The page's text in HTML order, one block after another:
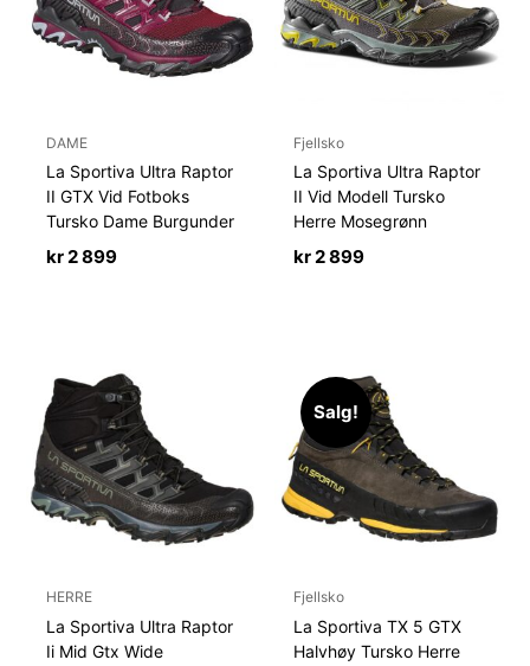
DAME
La Sportiva Ultra Raptor
II GTX Vid Fotboks
Tursko Dame Burgunder
kr2 899
Fjellsko
La Sportiva Ultra Raptor
II Vid Modell Tursko
Herre Mosegrønn
kr2 899
HERRE
La Sportiva Ultra Raptor
Ii Mid Gtx Wide
Salg!
Fjellsko
La Sportiva TX 5 GTX
Halvhøy Tursko Herre